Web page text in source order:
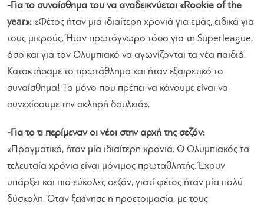
-Για το συναίσθημα του να αναδεικνύεται «Rookie of the
year»: «Φέτος ήταν μια ιδιαίτερη χρονιά για εμάς, ειδικά για
τους μικρούς. Ήταν πρωτόγνωρο τόσο για τη Superleague,
όσο και για τον Ολυμπιακό να αγωνίζονται τα νέα παιδιά.
Κατακτήσαμε το πρωτάθλημα και ήταν εξαιρετικό το
συναίσθημα! Το μόνο που πρέπει να κάνουμε είναι να
συνεχίσουμε την σκληρή δουλειά».
-Για το τι περίμεναν οι νέοι στην αρχή της σεζόν:
« Πραγματικά, ήταν μία ιδιαίτερη χρονιά. Ο Ολυμπιακός τα
τελευταία χρόνια είναι μόνιμος πρωταθλητής. Έχουν
υπάρξει και πιο εύκολες σεζόν, γιατί φέτος ήταν μία πολύ
δύσκολη. Όταν ξεκίνησε η προετοιμασία, με τους